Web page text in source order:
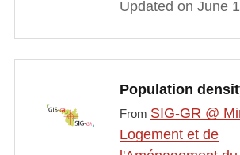
Updated on June
Population
From SIG-GR @
Logement et de